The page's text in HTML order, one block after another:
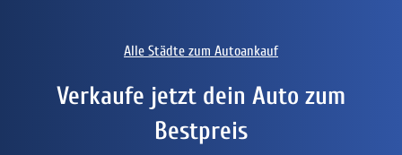
Alle Städte zum Autoankauf
Verkaufe jetzt dein Auto zum
Bestpreis